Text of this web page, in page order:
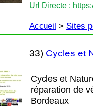
Url Directe :
Accueil > Sites
33) Cycles et
Cycles et
réparation de
Bordeaux